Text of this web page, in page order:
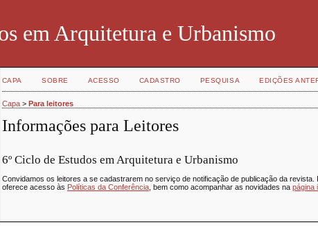
em Arquitetura e Urbanismo
CAPA SOBRE ACESSO CADASTRO PESQUISA EDIÇÕES
Capa> Para leitores
Informações para Leitores
6º Ciclo de Estudos em Arquitetura e Urbanismo
Convidamos os leitores a se cadastrarem no serviço de notificação de publicação da
oferece acesso às Políticas da Conferência, bem como acompanhar as novidades na página